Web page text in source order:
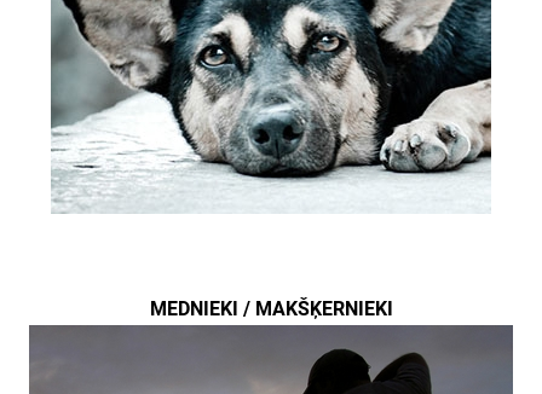
MEDNIEKI / MAKŠĶERNIEKI